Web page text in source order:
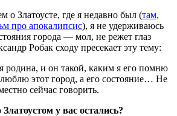
о Златоусте, где я недавно был (там,
про апокалипсис), я не удерживаюсь
города — мол, не режет глаз
Робак сходу пресекает эту тему:
и он такой, каким я его помню
этот город, а его состояние… Не
сейчас говорить.
у вас остались?